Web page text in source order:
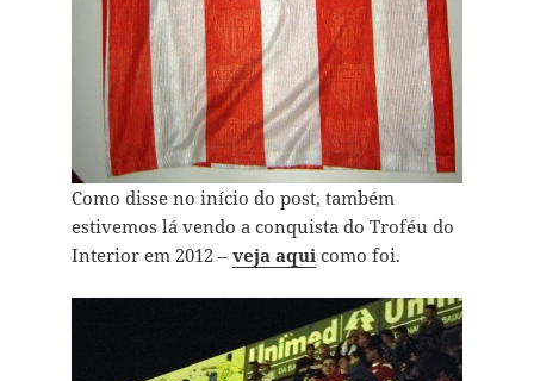
Como disse no início do post, também
estivemos lá vendo a conquista do Troféu do
Interior em 2012 – veja aquicomo foi.